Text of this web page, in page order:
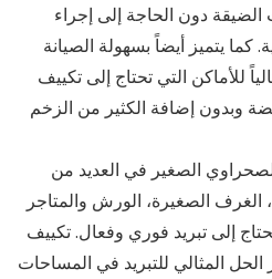
دون الحاجة إلى إجراء
كما يتميز أيضاً بسهولة الصيانة
للأماكن التي تحتاج إلى تكييف
وبدون إضافة الكثير من الزخم
الصغير في العديد من
الغرف الصغيرة، الورش والمتاجر
إلى تبريد فوري وفعال. تكييف
الحل المثالي للتبريد في المساحات